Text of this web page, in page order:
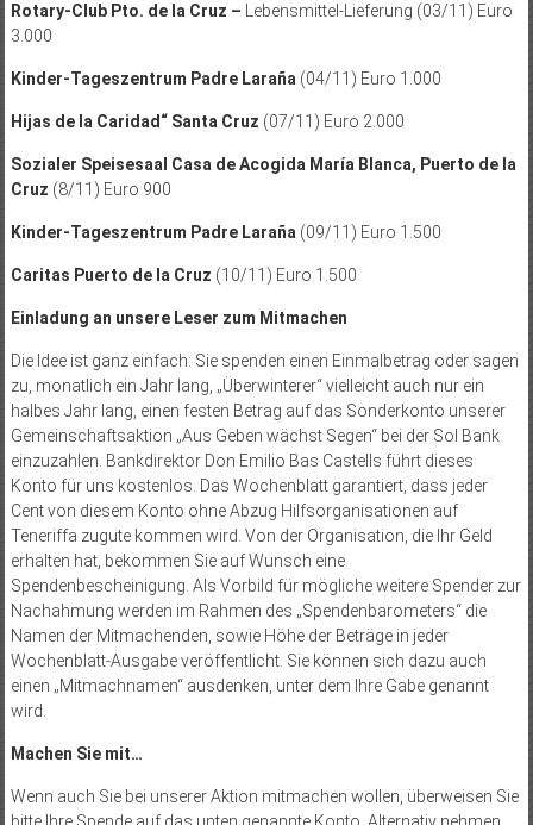
Rotary-Club Pto. de la Cruz – Lebensmittel-Lieferung (03/11) Euro
3.000
Kinder-Tageszentrum Padre Laraña (04/11) Euro 1.000
Hijas de la Caridad“ Santa Cruz (07/11) Euro 2.000
Sozialer Speisesaal Casa de Acogida María Blanca, Puerto de la
Cruz (8/11) Euro 900
Kinder-Tageszentrum Padre Laraña (09/11) Euro 1.500
Caritas Puerto de la Cruz (10/11) Euro 1.500
Einladung an unsere Leser zum Mitmachen
Die Idee ist ganz einfach: Sie spenden einen Einmalbetrag oder sagen
zu, monatlich ein Jahr lang, „Überwinterer“ vielleicht auch nur ein
halbes Jahr lang, einen festen Betrag auf das Sonderkonto unserer
Gemeinschaftsaktion „Aus Geben wächst Segen“ bei der Sol Bank
einzuzahlen. Bankdirektor Don Emilio Bas Castells führt dieses
Konto für uns kos­tenlos. Das Wochenblatt garantiert, dass jeder
Cent von diesem Konto ohne Abzug Hilfsorganisationen auf
Teneriffa zugute kommen wird. Von der Organisation, die Ihr Geld
erhalten hat, bekommen Sie auf Wunsch eine
Spendenbescheinigung. Als Vorbild für mögliche weitere Spender zur
Nachahmung werden im Rahmen des „Spendenbarometers“ die
Namen der Mitmachenden, sowie Höhe der Beträge in jeder
Wochenblatt-Ausgabe veröffentlicht. Sie können sich dazu auch
einen „Mitmachnamen“ ausdenken, unter dem Ihre Gabe genannt
wird.
Machen Sie mit…
Wenn auch Sie bei unserer Aktion mitmachen wollen, überweisen Sie